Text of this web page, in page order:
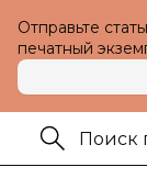
Отправьте
печатный